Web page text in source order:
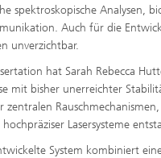
spektroskopische Analysen,
Auch für die
unverzichtbar.
hat Sarah Rebecca
mit bisher unerreichter
zentralen
hochpräziser Lasersysteme
System kombiniert